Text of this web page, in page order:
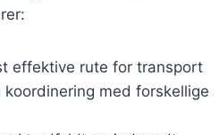
effektive rute for transport
med forskellige